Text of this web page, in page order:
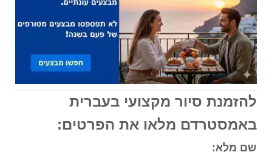
להזמנת סיור מקצועי בעברית
באמסטרדם מלאו את הפרטים:
שם מלא: